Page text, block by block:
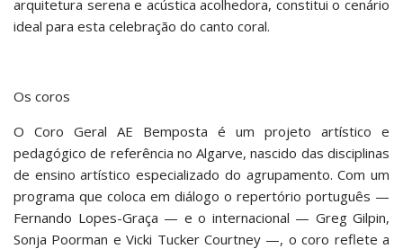
arquitetura serena e acústica acolhedora, constitui o cenário
ideal para esta celebração do canto coral.
Os coros
O Coro Geral AE Bemposta é um projeto artístico e
pedagógico de referência no Algarve, nascido das disciplinas
de ensino artístico especializado do agrupamento. Com um
programa que coloca em diálogo o repertório português —
Fernando Lopes-Graça — e o internacional — Greg Gilpin,
Sonja Poorman e Vicki Tucker Courtney —, o coro reflete a